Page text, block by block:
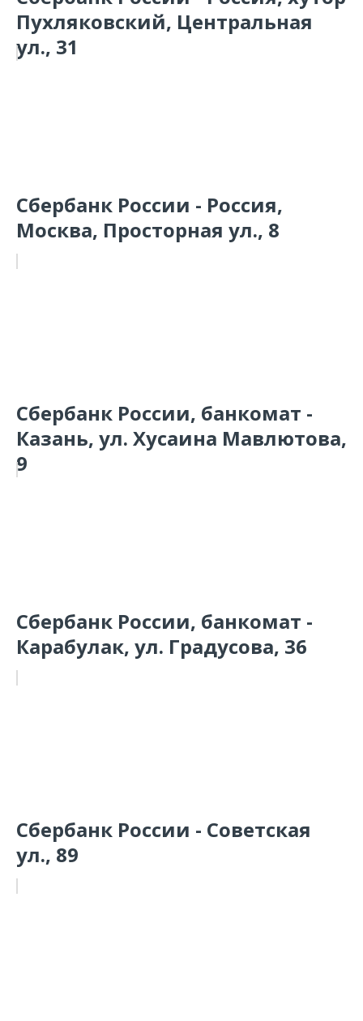
Пухляковский, Центральная
ул., 31
Сбербанк России - Россия,
Москва, Просторная ул., 8
Сбербанк России, банкомат -
Казань, ул. Хусаина Мавлютова,
9
Сбербанк России, банкомат -
Карабулак, ул. Градусова, 36
Сбербанк России - Советская
ул., 89